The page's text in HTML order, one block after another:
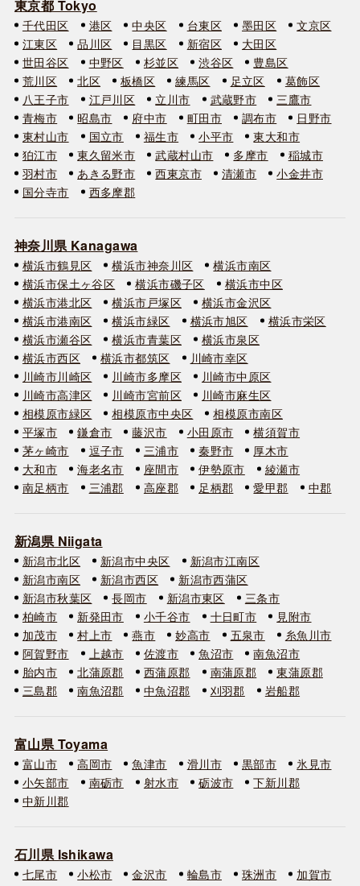
東京都 Tokyo
千代田区 港区 中央区 台東区 墨田区
文京区
江東区
品川区 目黒区 新宿区
大田区
世田谷区
中野区 杉並区 渋谷区
豊島区
荒川区
北区 板橋区 練馬区 足立区
葛飾区
八王子市
江戸川区 立川市 武蔵野市
三鷹市
青梅市
昭島市 府中市 町田市 調布市
日野市
東村山市
国立市 福生市 小平市
東大和市
狛江市
東久留米市 武蔵村山市 多摩市
稲城市
羽村市
あきる野市 西東京市 清瀬市
小金井市
国分寺市
西多摩郡
神奈川県 Kanagawa
横浜市鶴見区 横浜市神奈川区
横浜市南区
横浜市保土ヶ谷区
横浜市磯子区
横浜市中区
横浜市港北区
横浜市戸塚区
横浜市金沢区
横浜市港南区
横浜市緑区 横浜市旭区
横浜市栄区
横浜市瀬谷区
横浜市青葉区
横浜市泉区
横浜市西区
横浜市都筑区
川崎市幸区
川崎市川崎区
川崎市多摩区
川崎市中原区
川崎市高津区
川崎市宮前区
川崎市麻生区
相模原市緑区
相模原市中央区
相模原市南区
平塚市
鎌倉市 藤沢市 小田原市
横須賀市
茅ヶ崎市
逗子市 三浦市 秦野市
厚木市
大和市
海老名市 座間市 伊勢原市
綾瀬市
南足柄市
三浦郡 高座郡 足柄郡 愛甲郡 中郡
新潟県 Niigata
新潟市北区 新潟市中央区
新潟市江南区
新潟市南区
新潟市西区
新潟市西蒲区
新潟市秋葉区
長岡市 新潟市東区
三条市
柏崎市
新発田市 小千谷市 十日町市
見附市
加茂市
村上市 燕市 妙高市 五泉市
糸魚川市
阿賀野市
上越市 佐渡市 魚沼市
南魚沼市
胎内市
北蒲原郡 西蒲原郡 南蒲原郡
東蒲原郡
三島郡
南魚沼郡 中魚沼郡 刈羽郡 岩船郡
富山県 Toyama
富山市 高岡市 魚津市 滑川市 黒部市
氷見市
小矢部市
南砺市 射水市 砺波市
下新川郡
中新川郡
石川県 Ishikawa
七尾市 小松市 金沢市 輪島市 珠洲市
加賀市